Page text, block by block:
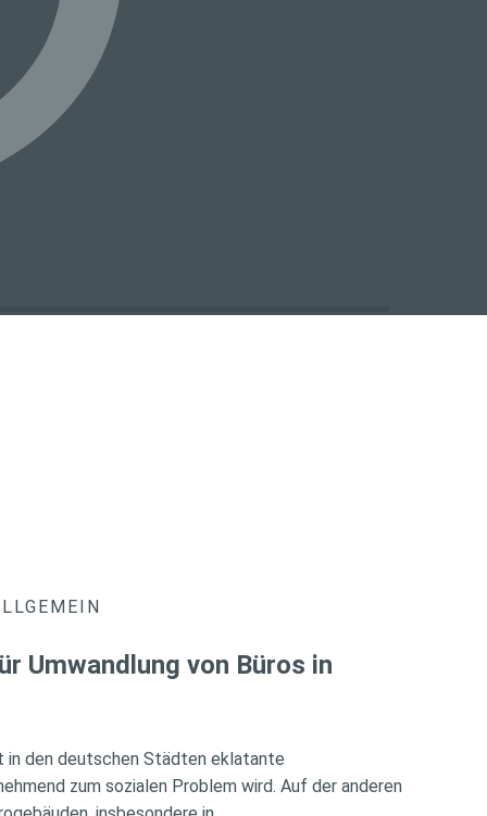
Umwandlung von Büros in
in den deutschen Städten eklatante
zum sozialen Problem wird. Auf der anderen